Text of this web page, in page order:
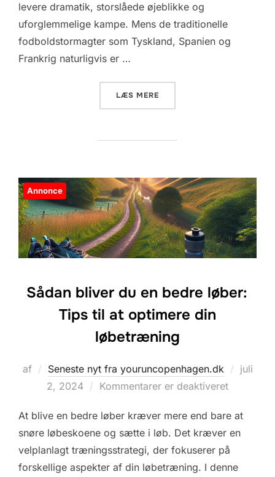
levere dramatik, storslåede øjeblikke og
uforglemmelige kampe. Mens de traditionelle
fodboldstormagter som Tyskland, Spanien og
Frankrig naturligvis er …
LÆS MERE
Annonce
Sådan bliver du en bedre løber:
Tips til at optimere din
løbetræning
af Seneste nyt fra youruncopenhagen.dk
Udgivet
juli
2, 2024
Kommentarer er deaktiveret
At blive en bedre løber kræver mere end bare at
snøre løbeskoene og sætte i løb. Det kræver en
velplanlagt træningsstrategi, der fokuserer på
forskellige aspekter af din løbetræning. I denne